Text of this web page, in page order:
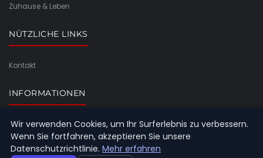
Zuhause & Leben
NÜTZLICHE LINKS
Kontakt
INFORMATIONEN
Seitenübersicht
Wir verwenden Cookies, um Ihr Surferlebnis zu verbessern.
Wenn Sie fortfahren, akzeptieren Sie unsere
Datenschutzrichtlinie. Mehr erfahren